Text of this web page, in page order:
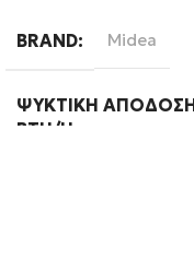
BRAND Midea
ΨΥΚΤΙΚΉ
BTU/H